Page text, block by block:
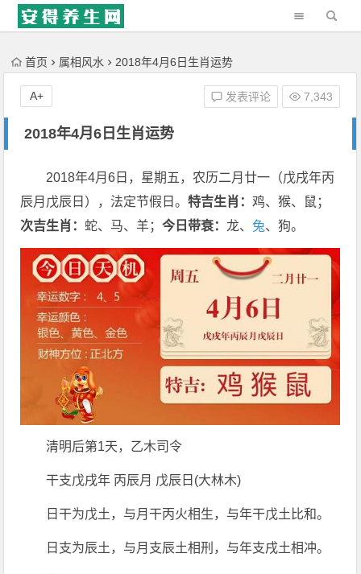
'); })();
首页 属相风水 2018年4月6日生肖运势
2018年4月6日生肖运势
发表评论 7,343
A+
2018年4月6日，星期五，农历二月廿一（戊戌年丙
辰月戊辰日），法定节假日。特吉生肖：鸡、猴、鼠；
次吉生肖： 蛇、马、羊；今日带衰：龙、兔、狗。
清明后第1天，乙木司令
干支戊戌年 丙辰月 戊辰日(大林木)
日干为戊土，与月干丙火相生，与年干戊土比和。
日支为辰土，与月支辰土相刑，与年支戌土相冲。